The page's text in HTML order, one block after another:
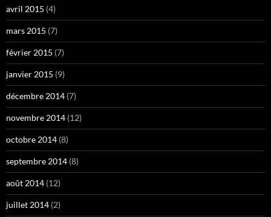
avril 2015 (4)
mars 2015 (7)
février 2015 (7)
janvier 2015 (9)
décembre 2014 (7)
novembre 2014 (12)
octobre 2014 (8)
septembre 2014 (8)
août 2014 (12)
juillet 2014 (2)